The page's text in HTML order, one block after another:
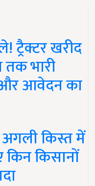
ट्रैक्टर खरीद
भारी
और आवेदन का
किस्त में
किन किसानों